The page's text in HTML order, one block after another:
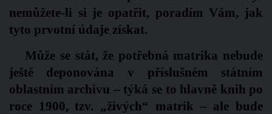
nemůžete-li si je opatřit, poradím Vám, jak
tyto prvotní údaje získat.
Může se stát, že potřebná matrika nebude
ještě deponována v příslušném státním
oblastním archivu – týká se to hlavně knih po
roce 1900, tzv. „živých“ matrik – ale bude